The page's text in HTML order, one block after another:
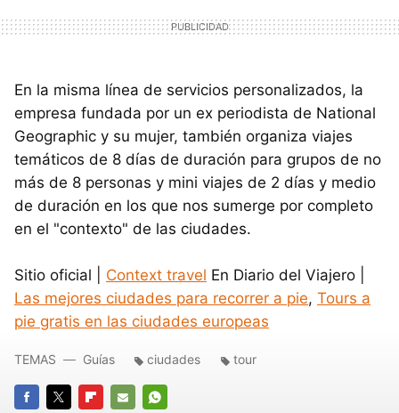
En la misma línea de servicios personalizados, la
empresa fundada por un ex periodista de National
Geographic y su mujer, también organiza viajes
temáticos de 8 días de duración para grupos de no
más de 8 personas y mini viajes de 2 días y medio
de duración en los que nos sumerge por completo
en el "contexto" de las ciudades.
Sitio oficial | Context travel En Diario del Viajero |
Las mejores ciudades para recorrer a pie, Tours a
pie gratis en las ciudades europeas
TEMAS Guías ciudades tour